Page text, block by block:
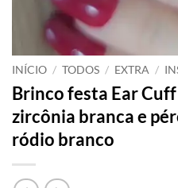
INÍCIO / TODOS / EXTRA /
Brinco festa Ear
zircônia branca e
ródio branco